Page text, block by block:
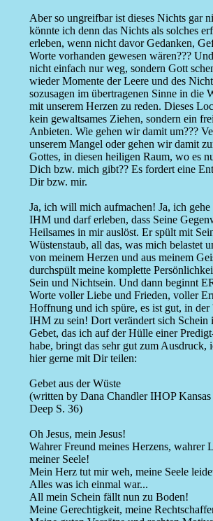
Aber so ungreifbar ist dieses Nichts gar
könnte ich denn das Nichts als solches
erleben, wenn nicht davor Gedanken,
Worte vorhanden gewesen wären???
nicht einfach nur weg, sondern Gott
wieder Momente der Leere und des
sozusagen im übertragenen Sinne in die
mit unserem Herzen zu reden. Dieses
kein gewaltsames Ziehen, sondern ein
Anbieten. Wie gehen wir damit um???
unserem Mangel oder gehen wir damit
Gottes, in diesen heiligen Raum, wo es
Dich bzw. mich gibt?? Es fordert eine
Dir bzw. mir.
Ja, ich will mich aufmachen! Ja, ich
IHM und darf erleben, dass Seine
Heilsames in mir auslöst. Er spült mit
Wüstenstaub, all das, was mich belastet
von meinem Herzen und aus meinem
durchspült meine komplette
Sein und Nichtsein. Und dann beginnt
Worte voller Liebe und Frieden, voller
Hoffnung und ich spüre, es ist gut, in der
IHM zu sein! Dort verändert sich Schein
Gebet, das ich auf der Hülle einer
habe, bringt das sehr gut zum Ausdruck,
hier gerne mit Dir teilen:
Gebet aus der Wüste
(written by Dana Chandler IHOP
Deep S. 36)
Oh Jesus, mein Jesus!
Wahrer Freund meines Herzens, wahrer
meiner Seele!
Mein Herz tut mir weh, meine Seele
Alles was ich einmal war...
All mein Schein fällt nun zu Boden!
Meine Gerechtigkeit, meine